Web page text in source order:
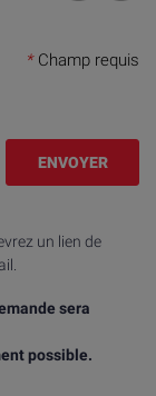
*Champ requis
ENVOYER
un lien de
sera
possible.